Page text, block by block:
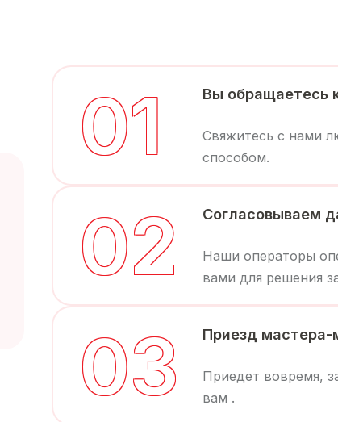
01 Вы обращаетесь
Свяжитесь с нами
способом.
02 Согласовываем
Наши операторы
вами для решения
03 Приезд мастера-
Приедет вовремя,
вам .